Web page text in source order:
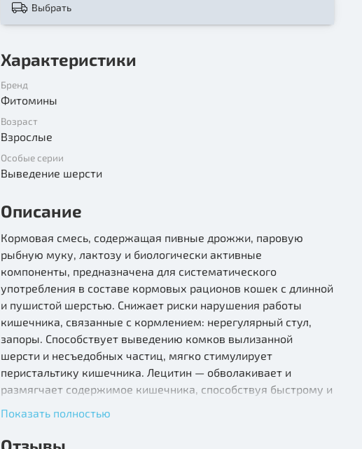
Выбрать
Характеристики
Бренд
Фитомины
Возраст
Взрослые
Особые серии
Выведение шерсти
Описание
Кормовая смесь, содержащая пивные дрожжи, паровую
рыбную муку, лактозу и биологически активные
компоненты, предназначена для систематического
употребления в составе кормовых рационов кошек с длинной
и пушистой шерстью. Снижает риски нарушения работы
кишечника, связанные с кормлением: нерегулярный стул,
запоры. Способствует выведению комков вылизанной
шерсти и несъедобных частиц, мягко стимулирует
перистальтику кишечника. Лецитин — обволакивает и
размягчает содержимое кишечника, способствуя быстрому и
одуванчик — горечи этих растений улучшают пищеварение,
обладают желчегонным действием. Бессмертник и фенхель
Показать полностью